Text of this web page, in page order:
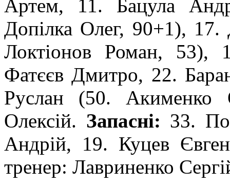
Артем, 11. Бацула
Допілка Олег, 90+1), 17.
Локтіонов Роман, 53),
Фатєєв Дмитро, 22.
Руслан (50. Акименко
Олексій. Запасні: 33.
Андрій, 19. Куцев
тренер: Лавриненко